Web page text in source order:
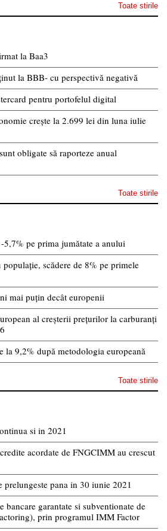
Toate stirile
la Baa3
la BBB- cu perspectivă negativă
pentru portofelul digital
crește la 2.699 lei din luna iulie
obligate să raporteze anual
Toate stirile
pe prima jumătate a anului
scădere de 8% pe primele
mai puțin decât europenii
al creșterii prețurilor la carburanți
la 9,2% după metodologia europeană
Toate stirile
si in 2021
acordate de FNGCIMM au crescut
pana in 30 iunie 2021
bancare garantate si subventionate de
prin programul IMM Factor